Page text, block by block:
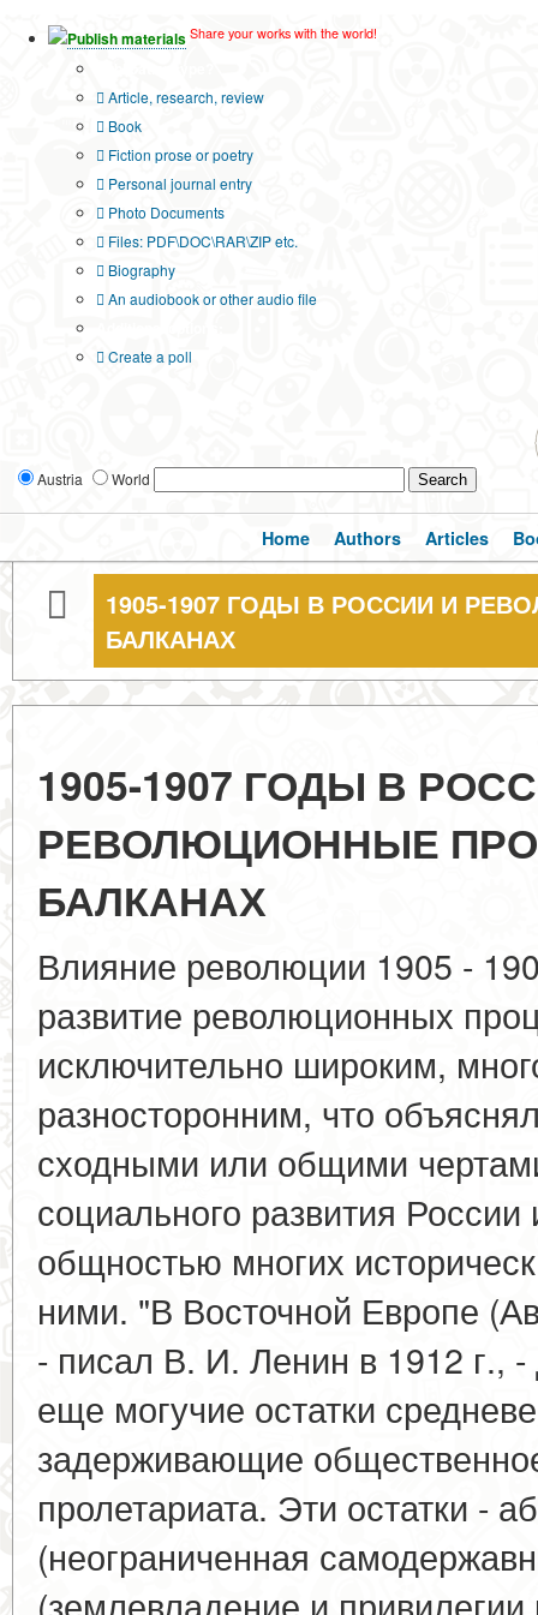
Publish materials Share your works with the world!
Article, research, review
Book
Fiction prose or poetry
Personal journal entry
Photo Documents
Files: PDF\DOC\RAR\ZIP etc.
Biography
An audiobook or other audio file
Create a poll
Austria World
Home Authors Articles
1905-1907 ГОДЫ В РОССИИ И
БАЛКАНАХ
1905-1907 ГОДЫ В
РЕВОЛЮЦИОННЫЕ
БАЛКАНАХ
Влияние революции 1905 -
развитие революционных
исключительно широким,
разносторонним, что
сходными или общими
социального развития
общностью многих
ними. "В Восточной Европе
- писал В. И. Ленин в 1912 г.,
еще могучие остатки
задерживающие
пролетариата. Эти остатки -
(неограниченная